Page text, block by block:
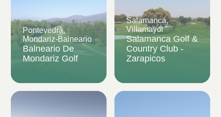
Pontevedra,
Mondariz-Balneario
Balneario De
Mondariz Golf
Salamanca,
Villamayor
Salamanca Golf &
Country Club -
Zarapicos